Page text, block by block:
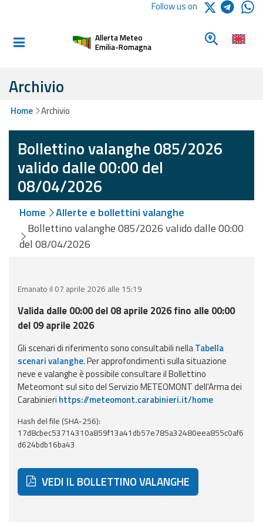
Informed and
Alerts and
Weather
Alerts and
Bulletins
Avalanche
Alerts and
Bulletins
monitoring
Forecasts and
Weather and sea
forecasts
Observational
data
Weather radar
Operational
Tools
Follow us on
Allerta Meteo
Emilia-Romagna
Look for a
Archivio
Home Archivio
Bollettino valanghe 085/2026
valido dalle 00:00 del
08/04/2026
Home
Allerte e bollettini valanghe
Bollettino valanghe 085/2026 valido dalle 00:00
del 08/04/2026
Emanato il 07 aprile 2026 alle 15:19
Valida dalle 00:00 del 08 aprile 2026 fino alle 00:00
del 09 aprile 2026
Gli scenari di riferimento sono consultabili nellaTabella
scenari valanghe. Per approfondimenti sulla situazione
neve e valanghe è possibile consultare il Bollettino
Meteomont sul sito del Servizio METEOMONT dell'Arma dei
Carabinieri https://meteomont.carabinieri.it/home
Hash del file (SHA-256):
17d8cbec53714310a859f13a41db57e785a32480eea855c0af6
d624bdb16ba43
VEDI IL BOLLETTINO VALANGHE